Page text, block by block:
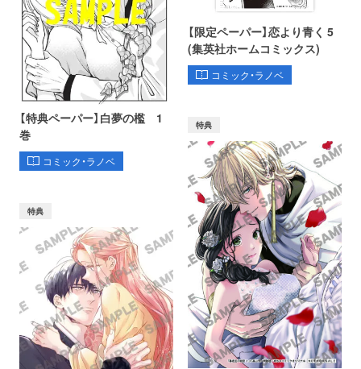
【特典ペーパー】白夢の檻 1
巻
コミック・ラノベ
【限定ペーパー】恋より青く 5
(集英社ホームコミックス)
コミック・ラノベ
特典
特典